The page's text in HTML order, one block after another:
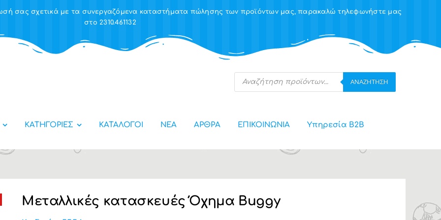
σας σχετικά με τα συνεργαζόμενα καταστήματα πώλησης των προϊόντων μας, παρακαλώ τηλεφωνήστε μας
στο 2310.461132
Products
search
ΑΝΑΖΉΤΗΣΗ
ΚΑΤΗΓΟΡΙΕΣ ΚΑΤΑΛΟΓΟΙ ΝΕΑ ΑΡΘΡΑ ΕΠΙΚΟΙΝΩΝΙΑ Υπηρεσία Β2Β
Μεταλλικές κατασκευές Όχημα Buggy